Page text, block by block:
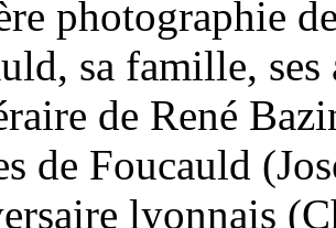
photographie
sa famille,
de René
de Foucauld
lyonnais